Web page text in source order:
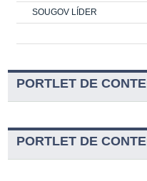
SOUGOV LÍDER
PORTLET DE
PORTLET DE